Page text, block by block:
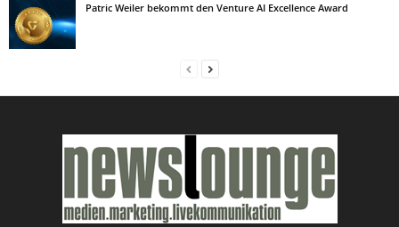
Patric Weiler bekommt den Venture AI Excellence Award